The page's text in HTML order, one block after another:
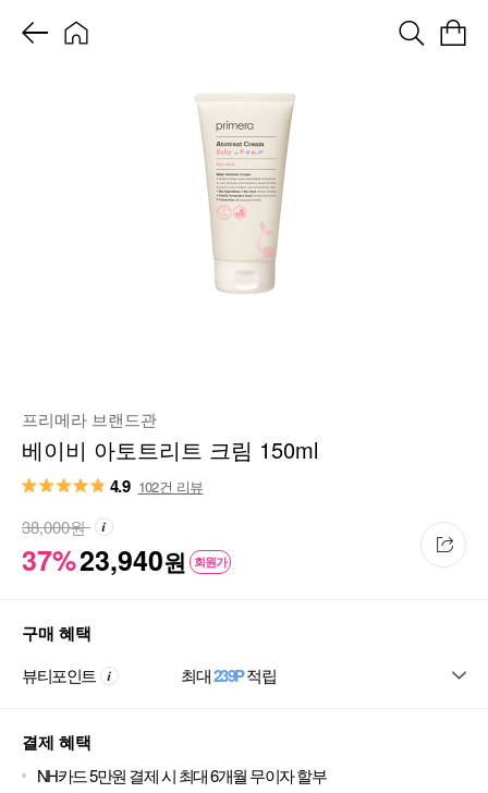
프리메라 브랜드관
베이비 아토트리트 크림 150ml
4.9 102건 리뷰
37%23,940원 회원가
38,000원
구매 혜택
뷰티포인트 최대239P적립
결제 혜택
NH카드 5만원 결제 시 최대 6개월 무이자 할부